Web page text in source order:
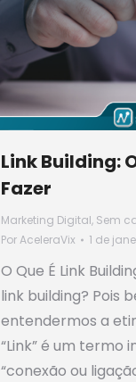
Link Building:
Fazer
Marketing Digital, Sem
PorAceleraVix 1 de
O Que É Link
link building? Pois
entendermos a
“Link” é um termo
“conexão ou